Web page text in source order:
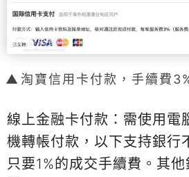
淘寶信用卡付款，手續費
線上金融卡付款：需使用電
機轉帳付款，以下支持銀行
只要1%的成交手續費。其